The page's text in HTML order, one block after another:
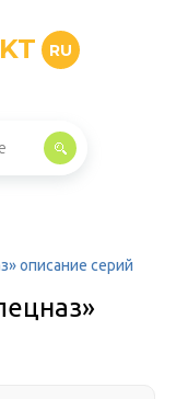
RU
описание серий